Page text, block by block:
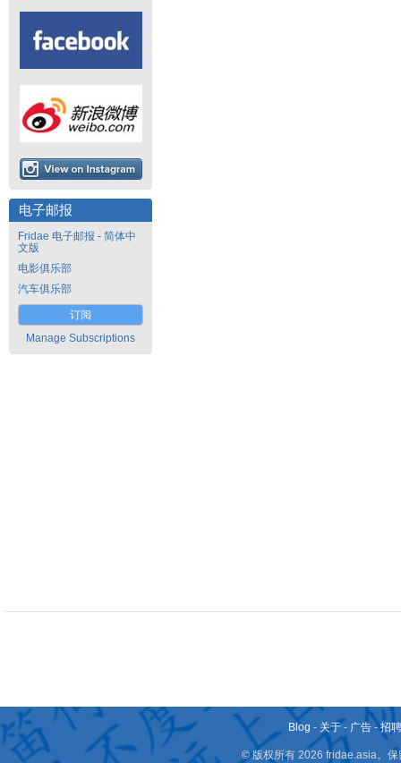
电子邮报
Fridae 电子邮报 - 简体中
文版
电影俱乐部
汽车俱乐部
订阅
Manage Subscriptions
Blog - 关于 - 广告 -招
© 版权所有 2026 fridae.asia。